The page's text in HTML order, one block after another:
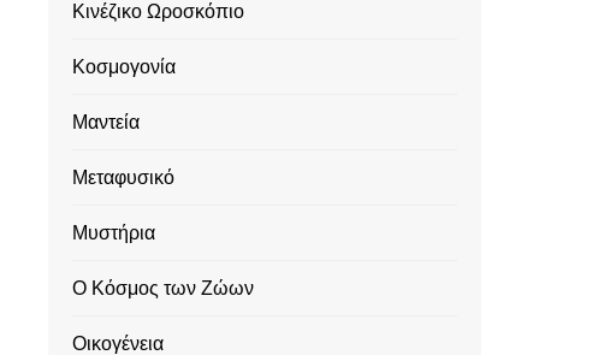
Κινέζικο Ωροσκόπιο
Κοσμογονία
Μαντεία
Μεταφυσικό
Μυστήρια
Ο Κόσμος των Ζώων
Οικογένεια